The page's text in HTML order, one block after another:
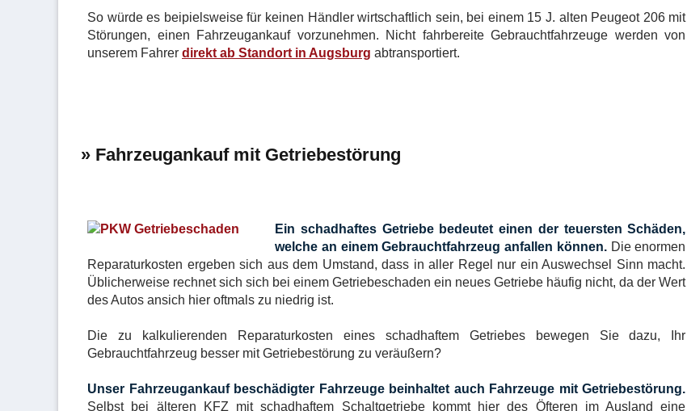
So würde es beipielsweise für keinen Händler wirtschaftlich sein, bei einem 15 J. alten Peugeot 206 mit
Störungen, einen Fahrzeugankauf vorzunehmen. Nicht fahrbereite Gebrauchtfahrzeuge werden von
unserem Fahrer direkt ab Standort in Augsburg abtransportiert.
» Fahrzeugankauf mit Getriebestörung
Ein schadhaftes Getriebe bedeutet einen der teuersten Schäden,
welche an einem Gebrauchtfahrzeug anfallen können.Die enormen
Reparaturkosten ergeben sich aus dem Umstand, dass in aller Regel nur ein Auswechsel Sinn macht.
Üblicherweise rechnet sich sich bei einem Getriebeschaden ein neues Getriebe häufig nicht, da der Wert
des Autos ansich hier oftmals zu niedrig ist.
Die zu kalkulierenden Reparaturkosten eines schadhaftem Getriebes bewegen Sie dazu, Ihr
Gebrauchtfahrzeug besser mit Getriebestörung zu veräußern?
Unser Fahrzeugankauf beschädigter Fahrzeuge beinhaltet auch Fahrzeuge mit Getriebestörung.
Selbst bei älteren KFZ mit schadhaftem Schaltgetriebe kommt hier des Öfteren im Ausland eine